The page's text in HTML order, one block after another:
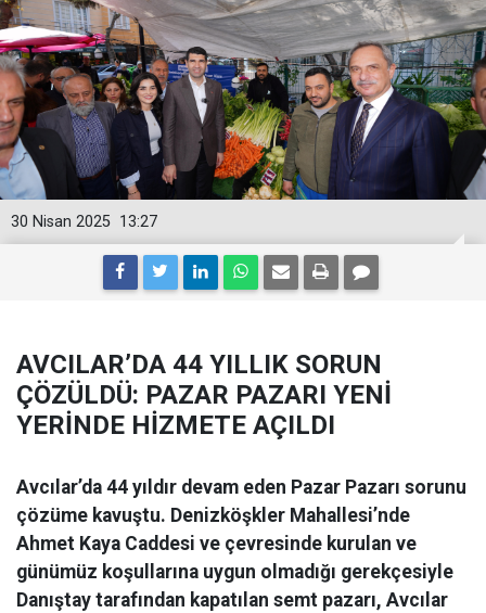
13:27
30 Nisan 2025
AVCILAR’DA 44 YILLIK SORUN
ÇÖZÜLDÜ: PAZAR PAZARI YENİ
YERİNDE HİZMETE AÇILDI
Avcılar’da 44 yıldır devam eden Pazar Pazarı sorunu
çözüme kavuştu. Denizköşkler Mahallesi’nde
Ahmet Kaya Caddesi ve çevresinde kurulan ve
günümüz koşullarına uygun olmadığı gerekçesiyle
Danıştay tarafından kapatılan semt pazarı, Avcılar